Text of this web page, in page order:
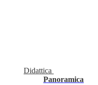
Didattica
Panoramica